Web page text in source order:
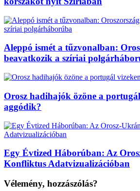
Aleppó ismét a tűzvonalban:
beavatkozik a szíriai
Orosz hadihajók özöne a
aggódik?
Egy Évtized Háborúban: Az
Konfliktus Adatvizualizációban
Vélemény, hozzászólás?